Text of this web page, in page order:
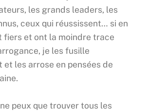
les grands leaders, les
ceux qui réussissent… si en
fiers et ont la moindre trace
je les fusille
et les arrose en pensées de
peux que trouver tous les